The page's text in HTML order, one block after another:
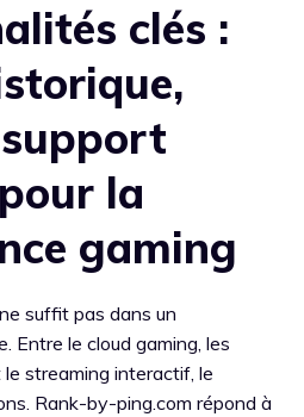
clés :
la
gaming
suffit pas dans un
Entre le cloud gaming, les
streaming interactif, le
Rank-by-ping.com répond à